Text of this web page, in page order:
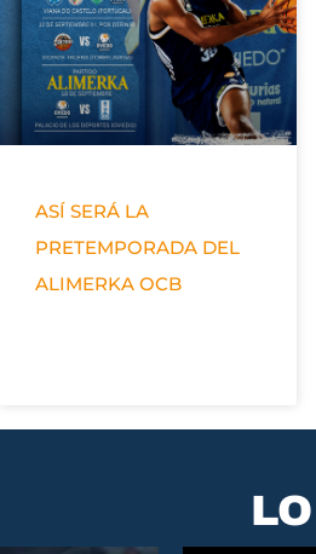
ASÍ SERÁ LA
PRETEMPORADA DEL
ALIMERKA OCB